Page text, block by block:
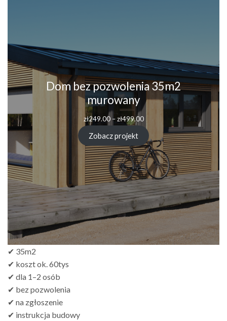
Dom bez pozwolenia 35m2
murowany
zł249.00 – zł499.00Zakres
od
zł249.00
do
zł499.00
Zobacz projekt
✔ 35m2
✔ koszt ok. 60tys
✔ dla 1–2 osób
✔ bez pozwolenia
✔ na zgłoszenie
✔ instrukcja budowy